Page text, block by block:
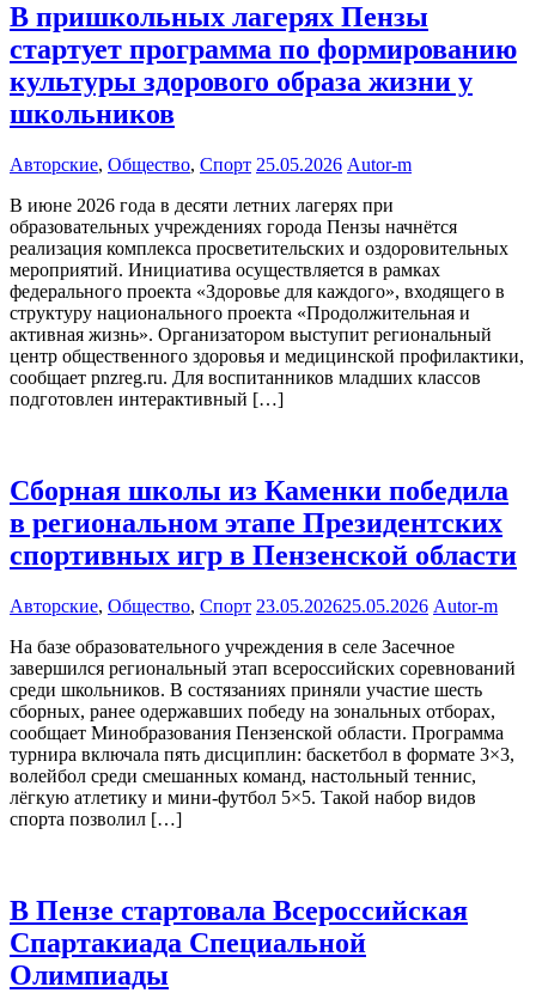
В пришкольных лагерях Пензы
стартует программа по формированию
культуры здорового образа жизни у
школьников
Авторские, Общество, Спорт 25.05.2026 Autor-m
В июне 2026 года в десяти летних лагерях при
образовательных учреждениях города Пензы начнётся
реализация комплекса просветительских и оздоровительных
мероприятий. Инициатива осуществляется в рамках
федерального проекта «Здоровье для каждого», входящего в
структуру национального проекта «Продолжительная и
активная жизнь». Организатором выступит региональный
центр общественного здоровья и медицинской профилактики,
сообщает pnzreg.ru. Для воспитанников младших классов
подготовлен интерактивный […]
Сборная школы из Каменки победила
в региональном этапе Президентских
спортивных игр в Пензенской области
Авторские, Общество, Спорт 23.05.202625.05.2026 Autor-m
На базе образовательного учреждения в селе Засечное
завершился региональный этап всероссийских соревнований
среди школьников. В состязаниях приняли участие шесть
сборных, ранее одержавших победу на зональных отборах,
сообщает Минобразования Пензенской области. Программа
турнира включала пять дисциплин: баскетбол в формате 3×3,
волейбол среди смешанных команд, настольный теннис,
лёгкую атлетику и мини-футбол 5×5. Такой набор видов
спорта позволил […]
В Пензе стартовала Всероссийская
Спартакиада Специальной
Олимпиады